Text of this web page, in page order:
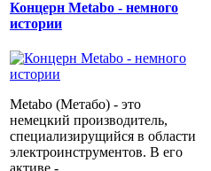
Концерн Metabo - немного
истории
Metabo (Метабо) - это
немецкий производитель,
специализирущийся в области
электроинструментов. В его